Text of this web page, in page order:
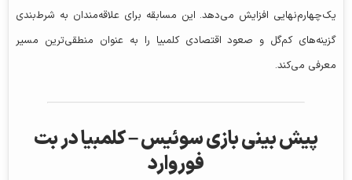
یک‌چهارم‌نهایی افزایش می‌دهد. این مسابقه برای علاقه‌مندان به شرط‌بندی
گزینه‌های کم‌گل و صعود اقتصادی کلمبیا را به عنوان منطقی‌ترین مسیر
معرفی می‌کند.
پیش‌ بینی بازی سوئیس – کلمبیا در بت
فوروارد